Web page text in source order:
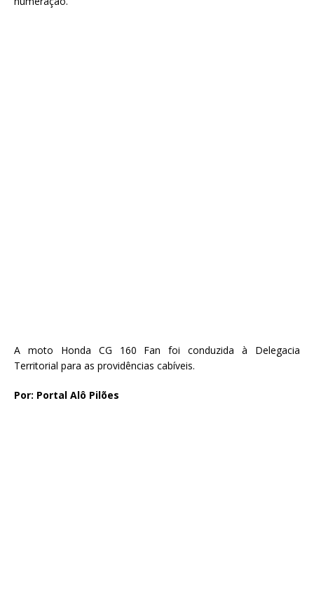
A moto Honda CG 160 Fan foi conduzida à Delegacia
Territorial para as providências cabíveis.
Por: Portal Alô Pilões